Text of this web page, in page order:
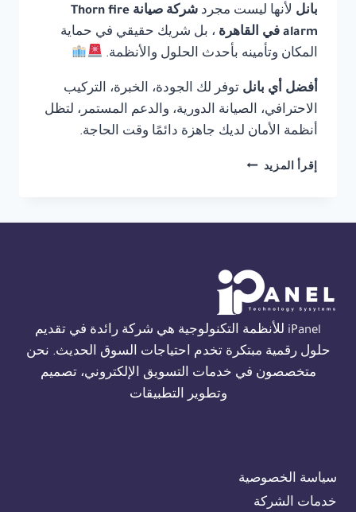
بانل لأنها ليست مجرد
شركة صيانة Thorn fire
alarm في القاهرة
، بل شريك حقيقي في حماية
المكان وتأمينه بأحدث الحلول والأنظمة.
أفضل أي بانل توفر لك الجودة، الخبرة، التركيب
الاحترافي، الصيانة الدورية، والدعم المستمر، لتظل
أنظمة الأمان لديك جاهزة دائمًا وقت الحاجة.
إقرأ المزيد شركة
01554305486
iPanel للأنظمة التكنولوجية هي شركة رائدة في تقديم
حلول رقمية مبتكرة تخدم احتياجات السوق الحديث. نحن
متخصصون في خدمات التسويق الإلكتروني، تصميم
وتطوير التطبيقات
سياسة الخصوصية
خدمات الشركة